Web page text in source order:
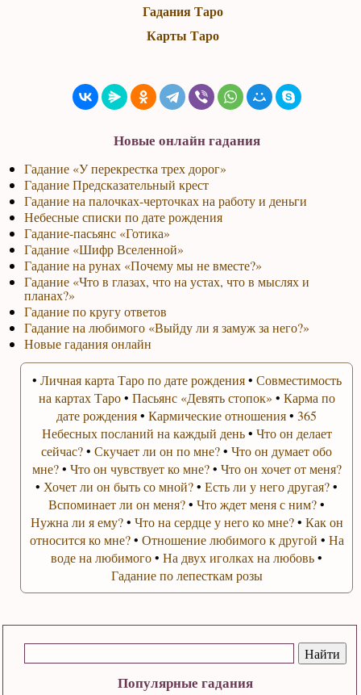
Популярные гадания
Гадания Таро
Карты Таро
Новые онлайн гадания
Гадание «У перекрестка трех дорог»
Гадание Предсказательный крест
Гадание на палочках-черточках на работу и деньги
Небесные списки по дате рождения
Гадание-пасьянс «Готика»
Гадание «Шифр Вселенной»
Гадание на рунах «Почему мы не вместе?»
Гадание «Что в глазах, что на устах, что в мыслях и
планах?»
Гадание по кругу ответов
Гадание на любимого «Выйду ли я замуж за него?»
Новые гадания онлайн
• Личная карта Таро по дате рождения• Совместимость
на картах Таро• Пасьянс «Девять стопок» • Карма по
дате рождения•Кармические отношения•365
Небесных посланий на каждый день• Что он делает
сейчас?•Скучает ли он по мне?•Что он думает обо
мне?• Что он чувствует ко мне?• Что он хочет от меня?
• Хочет ли он быть со мной?•Есть ли у него другая?•
Вспоминает ли он меня?•Что ждет меня с ним?•
Нужна ли я ему?• Что на сердце у него ко мне?• Как он
относится ко мне?• Отношение любимого к другой • На
воде на любимого•На двух иголках на любовь•
Гадание по лепесткам розы